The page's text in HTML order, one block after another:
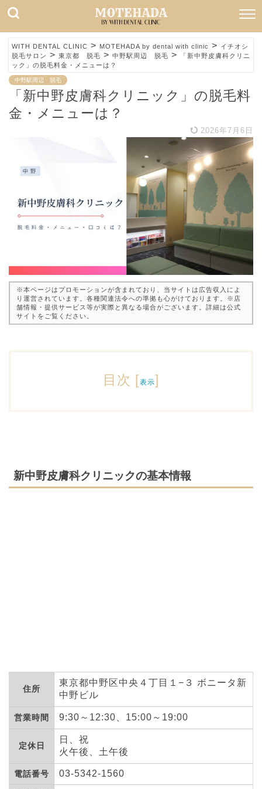
WITH DENTAL CLINIC > MOTEHADA by dental with clinic > イチオシ
脱毛サロン > 東京都 脱毛 > 中野駅周辺 脱毛 >
「新中野皮膚科クリニ
ック」の脱毛料金・メニューは？
中野駅周辺 脱毛
「新中野皮膚科クリニック」の脱毛料
金・メニューは？
2026年7月6日
※本ページはプロモーションが含まれており、当サイトは広告収入によ
り運営されています。各種関連法令への準拠も心がけております。※店
舗情報・提供サービス等が実際と異なる場合がございます。詳細は公式
サイトをご覧ください。
目次 [表示]
新中野皮膚科クリニックの基本情報
住所
東京都中野区中央４丁目１−３ ボニータ新
中野ビル
営業時間 9:30～12:30、15:00～19:00
定休日
日、祝
火午後、土午後
電話番号 03-5342-1560